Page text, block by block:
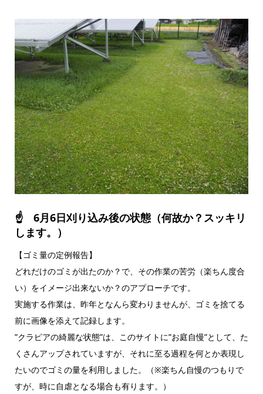
☝ 6月6日刈り込み後の状態（何故か？スッキリ
します。）
【ゴミ量の定例報告】
どれだけのゴミが出たのか？で、その作業の苦労（楽ちん度合
い）をイメージ出来ないか？のアプローチです。
実施する作業は、昨年となんら変わりませんが、ゴミを捨てる
前に画像を添えて記録します。
”クラピアの綺麗な状態”は、このサイトに”お庭自慢”として、た
くさんアップされていますが、それに至る過程を何とか表現し
たいのでゴミの量を利用しました。（※楽ちん自慢のつもりで
すが、時に自虐となる場合も有ります。）